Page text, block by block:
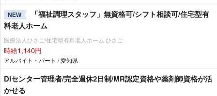
NEW
「福祉調理スタッフ」無資格可/シフト相談可/住宅型有
料老人ホーム
医療法人ひさご/住宅型有料老人ホーム ひさご
時給1,140円
アルバイト・パート / 愛知県
DIセンター管理者/完全週休2日制/MR認定資格や薬剤師資格が活
かせる